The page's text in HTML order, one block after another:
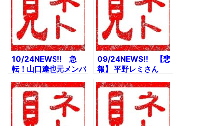
ヒット曲なし」とか
『ピロティ』で盛り上
がる人達とか
るとか 錦帯橋をバイ
クで渡った男に１億６
千万円賠償の可能性と
か
10/24NEWS!! 急
転！山口達也元メンバ
ー 株式会社ＴＯＫＩ
Ｏに合流とか 知人が
統合失調症になるまで
の経過を見たので書い
ていくとか
09/24NEWS!! 【悲
報】 平野レミさん
NHKの生放送でNGワ
ード連呼とか 北海道
で惑星「ニビル」激撮
とか 「私とお姉ちゃ
んは皇室しか知らな